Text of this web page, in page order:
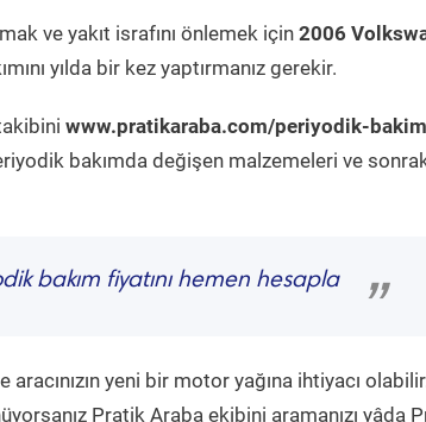
ve yakıt israfını önlemek için 2006
yılda bir kez yaptırmanız gerekir.
www.pratikaraba.com/periyodik-
bakımda değişen malzemeleri ve
bakım fiyatını hemen hesapla
”
yeni bir motor yağına ihtiyacı
Pratik Araba ekibini aramanızı yâda